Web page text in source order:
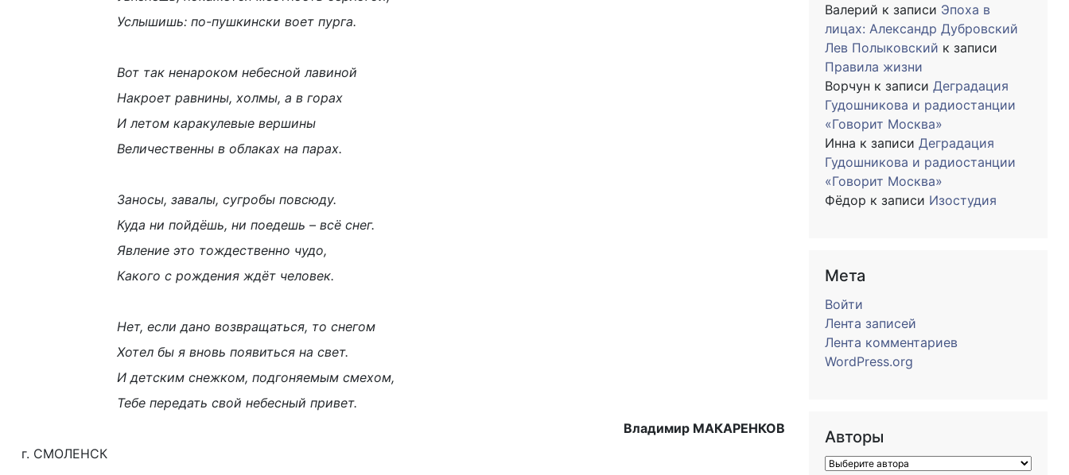
Услышишь: по-пушкински воет пурга.
Вот так ненароком небесной лавиной
Накроет равнины, холмы, а в горах
И летом каракулевые вершины
Величественны в облаках на парах.
Заносы, завалы, сугробы повсюду.
Куда ни пойдёшь, ни поедешь – всё снег.
Явление это тождественно чудо,
Какого с рождения ждёт человек.
Нет, если дано возвращаться, то снегом
Хотел бы я вновь появиться на свет.
И детским снежком, подгоняемым смехом,
Тебе передать свой небесный привет.
Владимир МАКАРЕНКОВ
г. СМОЛЕНСК
Валерий к записи Эпоха в
лицах: Александр Дубровский
Лев Полыковский к записи
Правила жизни
Ворчун к записи Деградация
Гудошникова и радиостанции
«Говорит Москва»
Инна к записи Деградация
Гудошникова и радиостанции
«Говорит Москва»
Фёдор к записи Изостудия
Мета
Войти
Лента записей
Лента комментариев
WordPress.org
Авторы